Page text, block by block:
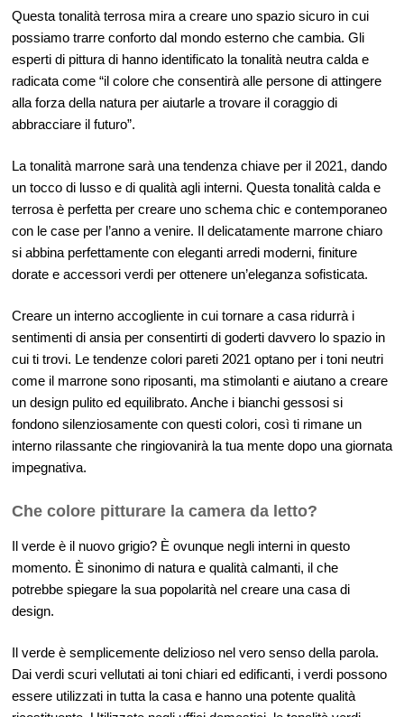
Questa tonalità terrosa mira a creare uno spazio sicuro in cui
possiamo trarre conforto dal mondo esterno che cambia. Gli
esperti di pittura di hanno identificato la tonalità neutra calda e
radicata come “il colore che consentirà alle persone di attingere
alla forza della natura per aiutarle a trovare il coraggio di
abbracciare il futuro”.
La tonalità marrone sarà una tendenza chiave per il 2021, dando
un tocco di lusso e di qualità agli interni. Questa tonalità calda e
terrosa è perfetta per creare uno schema chic e contemporaneo
con le case per l’anno a venire. Il delicatamente marrone chiaro
si abbina perfettamente con eleganti arredi moderni, finiture
dorate e accessori verdi per ottenere un’eleganza sofisticata.
Creare un interno accogliente in cui tornare a casa ridurrà i
sentimenti di ansia per consentirti di goderti davvero lo spazio in
cui ti trovi. Le tendenze colori pareti 2021 optano per i toni neutri
come il marrone sono riposanti, ma stimolanti e aiutano a creare
un design pulito ed equilibrato. Anche i bianchi gessosi si
fondono silenziosamente con questi colori, così ti rimane un
interno rilassante che ringiovanirà la tua mente dopo una giornata
impegnativa.
Che colore pitturare la camera da letto?
Il verde è il nuovo grigio? È ovunque negli interni in questo
momento. È sinonimo di natura e qualità calmanti, il che
potrebbe spiegare la sua popolarità nel creare una casa di
design.
Il verde è semplicemente delizioso nel vero senso della parola.
Dai verdi scuri vellutati ai toni chiari ed edificanti, i verdi possono
essere utilizzati in tutta la casa e hanno una potente qualità